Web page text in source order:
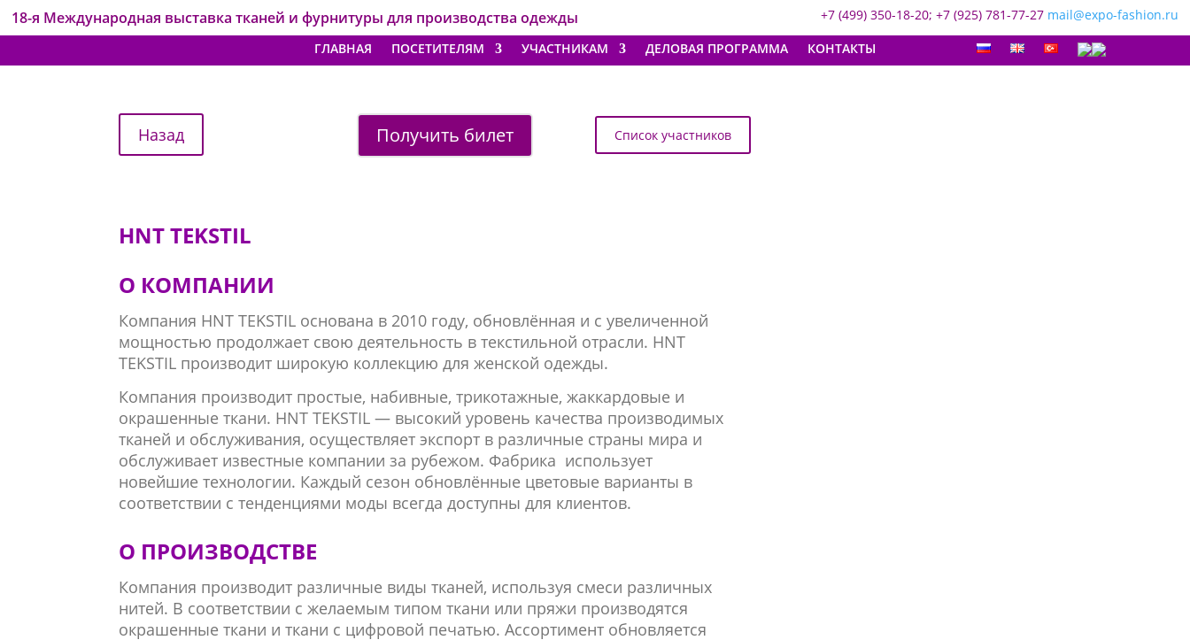
18-я Международная выставка тканей и фурнитуры для производства одежды +7 (499) 350-18-20; +7 (925) 781-77-27 mail@expo-fashion.ru
ГЛАВНАЯ
ПОСЕТИТЕЛЯМ УЧАСТНИКАМ ДЕЛОВАЯ ПРОГРАММА КОНТАКТЫ
Получить билет Список участников
​HNT TEKSTIL
О КОМПАНИИ
Компания HNT TEKSTIL основана в 2010 году, обновлённая и с увеличенной
мощностью продолжает свою деятельность в текстильной отрасли. HNT
TEKSTIL производит широкую коллекцию для женской одежды.
Компания производит простые, набивные, трикотажные, жаккардовые и
окрашенные ткани. HNT TEKSTIL — высокий уровень качества производимых
тканей и обслуживания, осуществляет экспорт в различные страны мира и
обслуживает известные компании за рубежом. Фабрика использует
новейшие технологии. Каждый сезон обновлённые цветовые варианты в
соответствии с тенденциями моды всегда доступны для клиентов.
О ПРОИЗВОДСТВЕ
Компания производит различные виды тканей, используя смecи различных
нитей. В соответствии с желаемым типом ткани или пряжи производятся
окрашенные ткани и ткани c цифровой печатью. Ассортимент обновляется